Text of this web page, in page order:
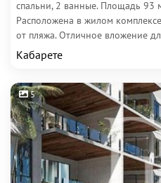
спальни, 2 ванные. Площадь 93
Расположена в жилом
от пляжа. Отличное вложение
Кабарете
5